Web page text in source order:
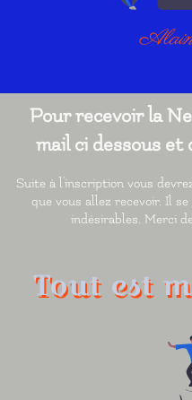
Pour recevoir la
mail ci dessous et
Suite à l'inscription vous
que vous allez recevoir. Il
indésirables. Merci
Tout est